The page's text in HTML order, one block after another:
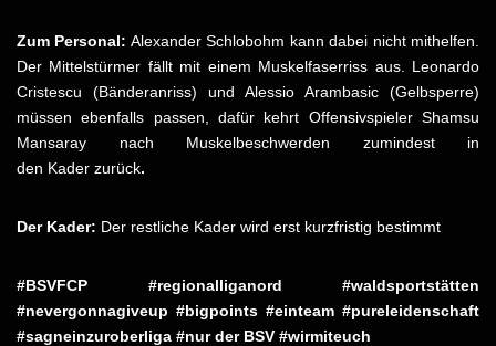
Zum Personal: Alexander Schlobohm kann dabei nicht mithelfen.
Der Mittelstürmer fällt mit einem Muskelfaserriss aus. Leonardo
Cristescu (Bänderanriss) und Alessio Arambasic (Gelbsperre)
müssen ebenfalls passen, dafür kehrt Offensivspieler Shamsu
Mansaray nach Muskelbeschwerden zumindest in
den Kader zurück.
Der Kader: Der restliche Kader wird erst kurzfristig bestimmt
#BSVFCP #regionalliganord #waldsportstätten
#nevergonnagiveup #bigpoints #einteam #pureleidenschaft
#sagneinzuroberliga #nur der BSV #wirmiteuch